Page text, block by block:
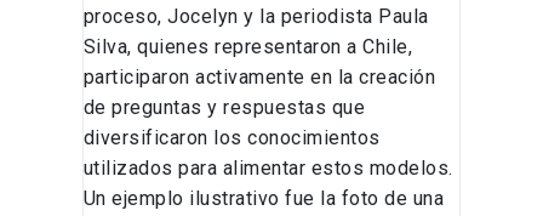
proceso, Jocelyn y la periodista Paula
Silva, quienes representaron a Chile,
participaron activamente en la creación
de preguntas y respuestas que
diversificaron los conocimientos
utilizados para alimentar estos modelos.
Un ejemplo ilustrativo fue la foto de una